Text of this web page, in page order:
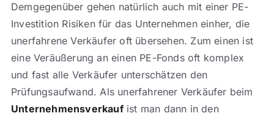
Demgegenüber gehen natürlich auch mit einer PE-
Investition Risiken für das Unternehmen einher, die
unerfahrene Verkäufer oft übersehen. Zum einen ist
eine Veräußerung an einen PE-Fonds oft komplex
und fast alle Verkäufer unterschätzen den
Prüfungsaufwand. Als unerfahrener Verkäufer beim
Unternehmensverkaufist man dann in den